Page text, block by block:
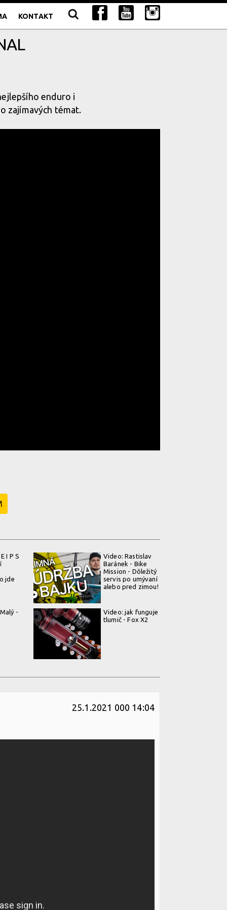
KONTAKT
enduro i
zajímavých témat.
I P S
jde
Video: Rastislav
Baránek - Bike
Mission - Dôležitý
servis po umývaní
alebo pred zimou!
-
Video: jak funguje
tlumič - Fox X2
25.1.2021 000 14:04